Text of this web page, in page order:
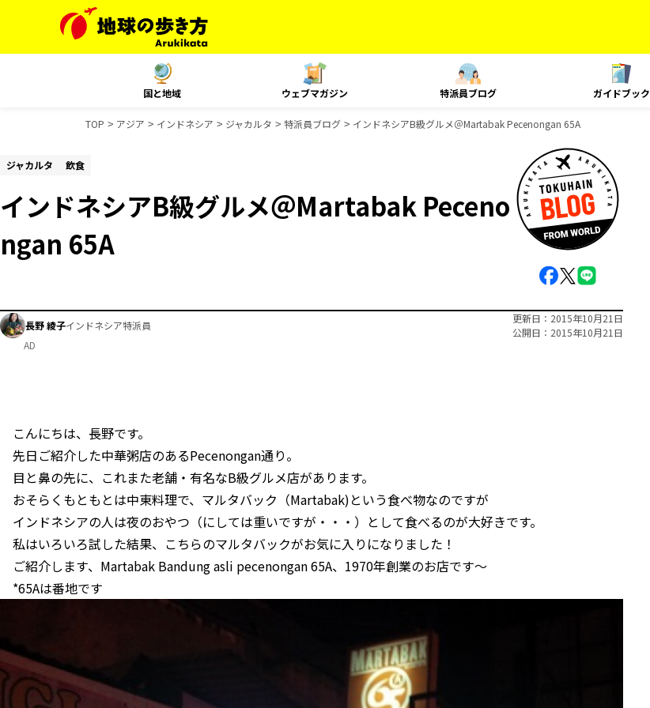
国と地域 ウェブマガジン 特派員ブログ ガイドブック
TOP アジア インドネシア ジャカルタ 特派員ブログ インドネシアB級グルメ＠Martabak Pecenongan 65A
ジャカルタ 飲食
インドネシアB級グルメ＠Martabak Peceno
ngan 65A
長野 綾子インドネシア特派員
更新日
2015年10月21日
公開日
2015年10月21日
AD
こんにちは、長野です。
先日ご紹介した中華粥店のあるPecenongan通り。
目と鼻の先に、これまた老舗・有名なB級グルメ店があります。
おそらくもともとは中東料理で、マルタバック（Martabak)という食べ物なのですが
インドネシアの人は夜のおやつ（にしては重いですが・・・）として食べるのが大好きです。
私はいろいろ試した結果、こちらのマルタバックがお気に入りになりました！
ご紹介します、Martabak Bandung asli pecenongan 65A、1970年創業のお店です～
*65Aは番地です